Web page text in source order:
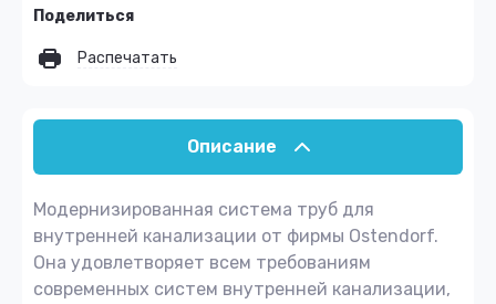
Поделиться
Распечатать
Описание
Модернизированная система труб для
внутренней канализации от фирмы Ostendorf.
Она удовлетворяет всем требованиям
современных систем внутренней канализации,